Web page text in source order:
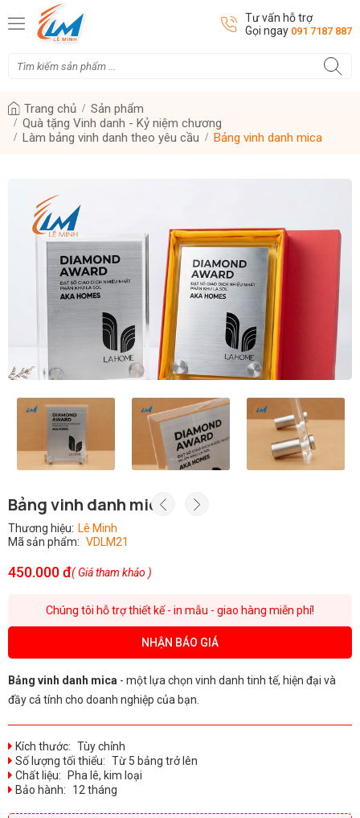
Tư vấn hỗ trợ
Gọi ngay 091 7187 887
Trang chủ
Sản phẩm
Quà tặng Vinh danh - Kỷ niệm chương
Làm bảng vinh danh theo yêu cầu
Bảng vinh danh mica
Bảng vinh danh mica
Thương hiệu: Lê Minh
Mã sản phẩm: VDLM21
450.000 đ( Giá tham khảo )
Chúng tôi hỗ trợ thiết kế - in mẫu - giao hàng miễn phí!
NHẬN BÁO GIÁ
Bảng vinh danh mica - một lựa chọn vinh danh tinh tế, hiện đại và
đầy cá tính cho doanh nghiệp của bạn.
Kích thước: Tùy chỉnh
Số lượng tối thiểu: Từ 5 bảng trở lên
Chất liệu:
Pha lê, kim loại
Bảo hành:
12 tháng